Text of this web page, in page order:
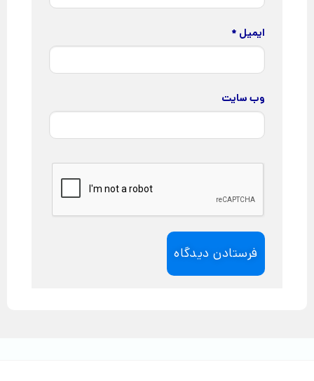
ایمیل *
وب‌ سایت